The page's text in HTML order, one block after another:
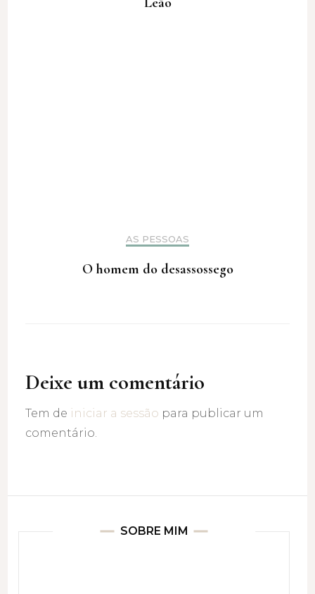
AS PESSOAS
O homem do desassossego
Deixe um comentário
Tem de iniciar a sessão para publicar um
comentário.
SOBRE MIM